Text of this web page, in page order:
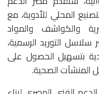
المحلي للأدوية، مع
والكواشف والمواد
سلاسل التوريد الرسمية،
بتسهيل الحصول على
المنشآت الصحية.